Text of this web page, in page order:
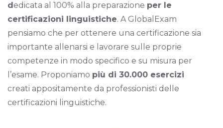
d edicata al 100% alla preparazione per le
certificazioni linguistiche. A GlobalExam
pensiamo che per ottenere una certificazione sia
importante allenarsi e lavorare sulle proprie
competenze in modo specifico e su misura per
l’esame. Proponiamo più di 30.000 esercizi
creati appositamente da professionisti delle
certificazioni linguistiche.